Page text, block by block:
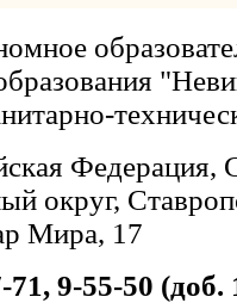
Федерация,
округ,
Мира, 17
71, 9-55-50 (доб.